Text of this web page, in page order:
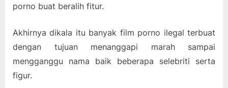
porno buat beralih fitur.
Akhirnya dikala itu banyak film porno ilegal terbuat
dengan tujuan menanggapi marah sampai
mengganggu nama baik beberapa selebriti serta
figur.